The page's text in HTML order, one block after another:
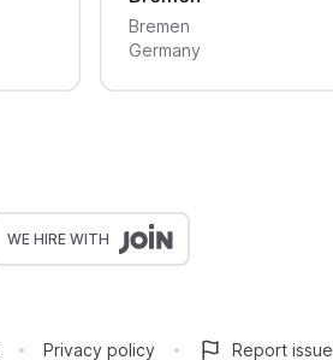
Bremen
Germany
WE HIRE WITH
Privacy policy Report issue